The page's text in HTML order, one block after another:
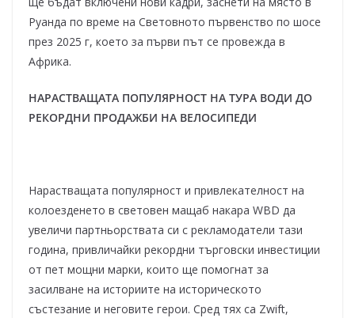
Руанда по време на Световното първенство по шосе
през 2025 г, което за първи път се провежда в
Африка.
НАРАСТВАЩАТА ПОПУЛЯРНОСТ НА ТУРА ВОДИ ДО
РЕКОРДНИ ПРОДАЖБИ НА ВЕЛОСИПЕДИ
Нарастващата популярност и привлекателност на
колоезденето в световен мащаб накара WBD да
увеличи партньорствата си с рекламодатели тази
година, привличайки рекордни търговски инвестиции
от пет мощни марки, които ще помогнат за
засилване на историите на историческото
състезание и неговите герои. Сред тях са Zwift,